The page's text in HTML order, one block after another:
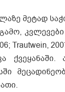
მე­ტად
Trautwein,